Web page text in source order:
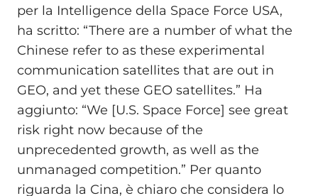
per la Intelligence della Space Force USA,
ha scritto: “There are a number of what the
Chinese refer to as these experimental
communication satellites that are out in
GEO, and yet these GEO satellites.” Ha
aggiunto: “We [U.S. Space Force] see great
risk right now because of the
unprecedented growth, as well as the
unmanaged competition.” Per quanto
riguarda la Cina, è chiaro che considera lo